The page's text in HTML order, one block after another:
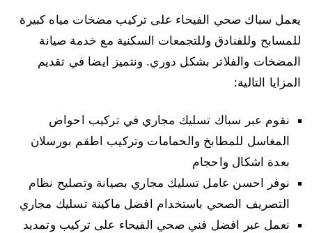
يعمل سباك صحي الفيحاء على تركيب مضخات مياه كبيرة
للمسابح وللفنادق وللتجمعات السكنية مع خدمة صيانة
المضخات والفلاتر بشكل دوري. ونتميز ايضا في تقديم
المزايا التالية:
نقوم عبر سباك تسليك مجاري في تركيب احواض
المغاسل للمطابخ والحمامات وتركيب اطقم بورسلان
بعدة اشكال واحجام
نوفر احسن عامل تسليك مجاري بصيانة وتصليح نظام
التصريف الصحي باستخدام افضل ماكينة تسليك مجاري
نعمل عبر افضل فني صحي الفيحاء على تركيب وتمديد